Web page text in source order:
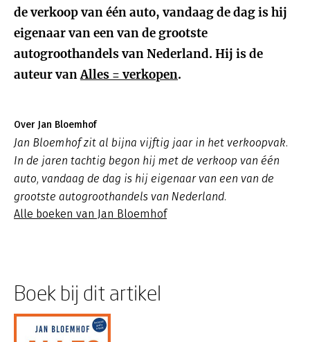
de verkoop van één auto, vandaag de dag is hij
eigenaar van een van de grootste
autogroothandels van Nederland. Hij is de
auteur vanAlles = verkopen.
Over Jan Bloemhof
Jan Bloemhof zit al bijna vijftig jaar in het verkoopvak.
In de jaren tachtig begon hij met de verkoop van één
auto, vandaag de dag is hij eigenaar van een van de
grootste autogroothandels van Nederland.
Alle boeken van Jan Bloemhof
Boek bij dit artikel